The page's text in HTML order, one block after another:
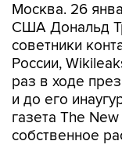
Москва. 26
США Дональд
советники
России,
раз в ходе
и до его
газета The
собственное